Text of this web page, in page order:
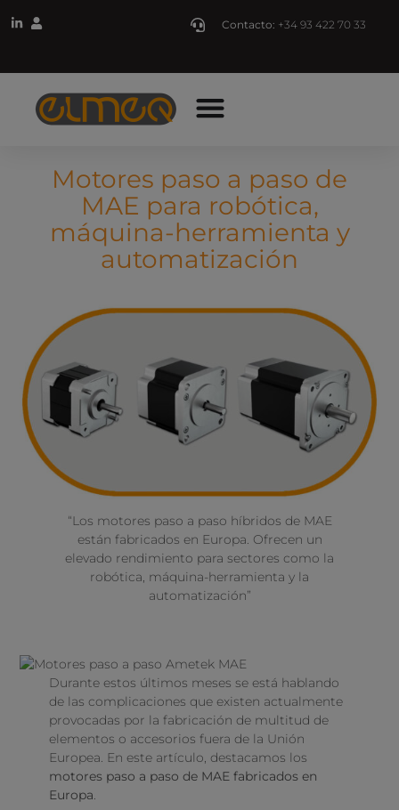
Contacto: +34 93 422 70 33
Motores paso a paso de
MAE para robótica,
máquina-herramienta y
automatización
“Los motores paso a paso híbridos de MAE
están fabricados en Europa. Ofrecen un
elevado rendimiento para sectores como la
robótica, máquina-herramienta y la
automatización”
Durante estos últimos meses se está hablando
de las complicaciones que existen actualmente
provocadas por la fabricación de multitud de
elementos o accesorios fuera de la Unión
Europea. En este artículo, destacamos los
motores paso a paso de MAE fabricados en
Europa.